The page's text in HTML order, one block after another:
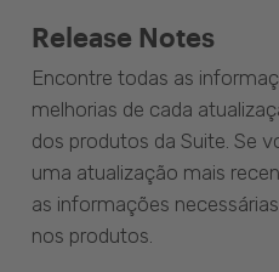
Release Notes
Encontre todas as
melhorias de cada
dos produtos da Suite. Se
uma atualização mais
as informações
nos produtos.